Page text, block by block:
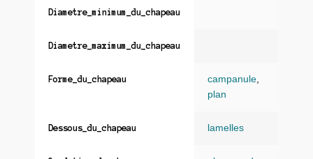
Diametre_minimum_du_chapeau
Diametre_maximum_du_chapeau
Forme_du_chapeau campanule,
plan
Dessous_du_chapeau lamelles